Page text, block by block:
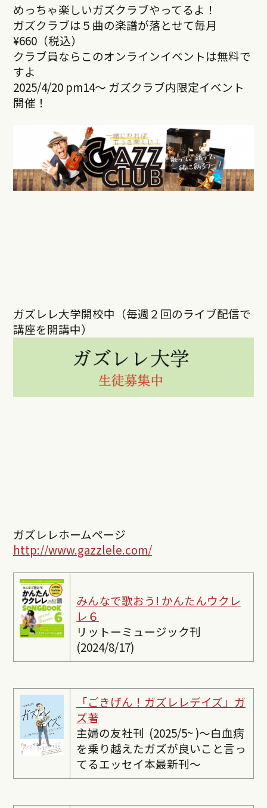
めっちゃ楽しいガズクラブやってるよ！
ガズクラブは５曲の楽譜が落とせて毎月
¥660（税込）
クラブ員ならこのオンラインイベントは無料で
すよ
2025/4/20 pm14～ ガズクラブ内限定イベント
開催！
ガズレレ大学開校中（毎週２回のライブ配信で
講座を開講中）
ガズレレホームページ
http://www.gazzlele.com/
みんなで歌おう! かんたんウクレ
レ６
リットーミュージック刊
(2024/8/17)
「ごきげん！ガズレレデイズ」ガ
ズ著
主婦の友社刊 (2025/5~ )〜白血病
を乗り越えたガズが良いこと言っ
てるエッセイ本最新刊〜